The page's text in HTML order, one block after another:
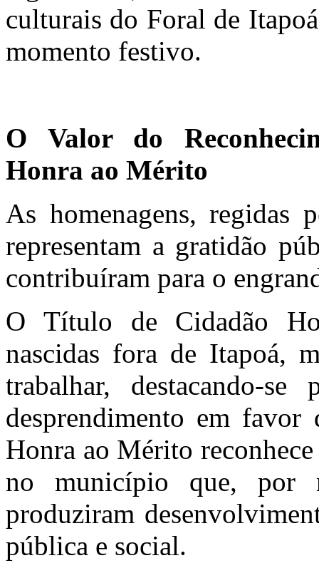
culturais do Foral de
momento festivo.
O Valor do
Honra ao Mérito
As homenagens, regidas
representam a gratidão
contribuíram para o
O Título de Cidadão
nascidas fora de Itapoá,
trabalhar, destacando-
desprendimento em favor
Honra ao Mérito reconhece
no município que, por
produziram
pública e social.